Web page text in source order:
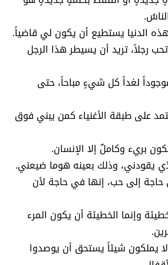
الدنيا يستطيع أن يكون لي قاضياً.
رجلاً، تريد أن يسيطر هذا الرجل
لغداً كل شيءٍ مباحاً، حتى
على طبقة الأغنياء كمن يبني فوق
بريء وكاملٌ إلا الإنسان.
يقودني، وذلك بعينه هوما ضيعني.
إلى حب، إنها في حاجة لأن
وإنما الخطيئة أن يكون المرء
يملكون شيئاً يستحق أن يوصدوا